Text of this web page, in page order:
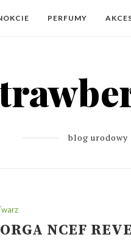
PERFUMY
blog urodowy
NCEF